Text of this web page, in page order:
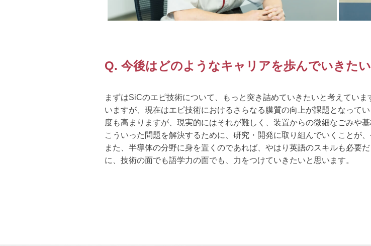
Q. 今後はどのようなキャリアを歩んでいきた
まずはSiCのエピ技術について、もっと突き詰めていきたいと考えてい
いますが、現在はエピ技術におけるさらなる膜質の向上が課題となって
度も高まりますが、現実的にはそれが難しく、装置からの微細なごみや
こういった問題を解決するために、研究・開発に取り組んでいくことが、
また、半導体の分野に身を置くのであれば、やはり英語のスキルも必要
に、技術の面でも語学力の面でも、力をつけていきたいと思います。